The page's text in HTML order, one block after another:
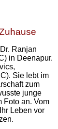
Ranjan
in Deenapur.
Sie lebt im
zum
junge
Foto an. Vom
Leben vor